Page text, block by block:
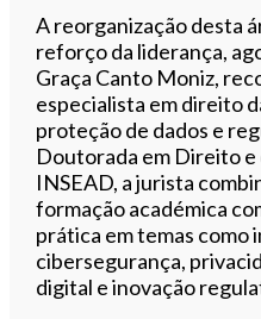
A reorganização desta
reforço da liderança,
Graça Canto Moniz,
especialista em direito
proteção de dados e
Doutorada em Direito
INSEAD, a jurista
formação académica
prática em temas
cibersegurança,
digital e inovação